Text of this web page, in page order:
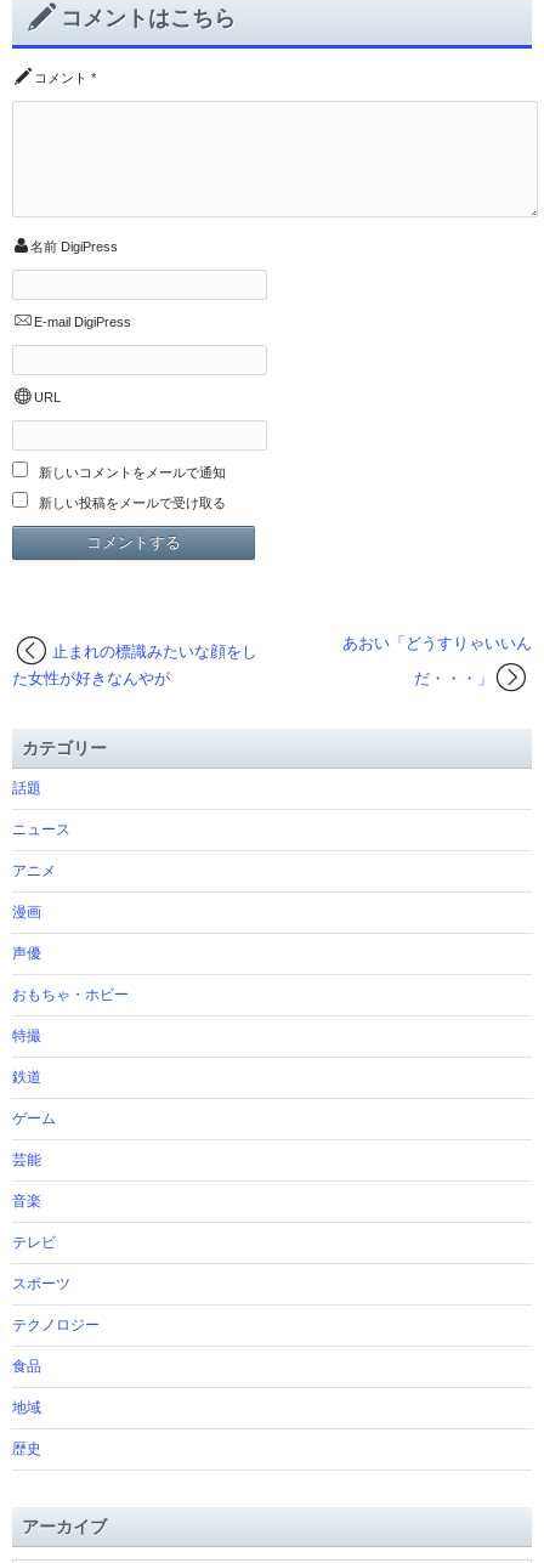
コメントはこちら
コメント *
名前 DigiPress
E-mail DigiPress
URL
新しいコメントをメールで通知
新しい投稿をメールで受け取る
あおい「どうすりゃいいん
だ・・・」
止まれの標識みたいな顔をし
た女性が好きなんやが
カテゴリー
話題
ニュース
アニメ
漫画
声優
おもちゃ・ホビー
特撮
鉄道
ゲーム
芸能
音楽
テレビ
スポーツ
テクノロジー
食品
地域
歴史
アーカイブ
ア